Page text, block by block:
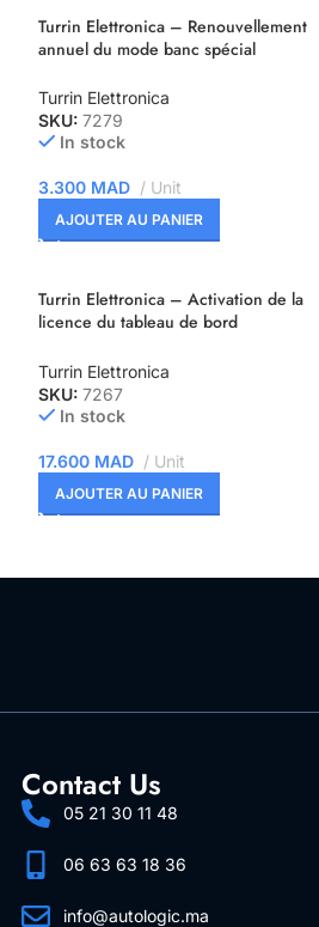
Turrin Elettronica – Renouvellement
annuel du mode banc spécial
Turrin Elettronica
SKU: 7279
In stock
3.300 MAD Unit
AJOUTER AU PANIER
Turrin Elettronica – Activation de la
licence du tableau de bord
Turrin Elettronica
SKU: 7267
In stock
17.600 MAD Unit
AJOUTER AU PANIER
Contact Us
05 21 30 11 48
06 63 63 18 36
info@autologic.ma